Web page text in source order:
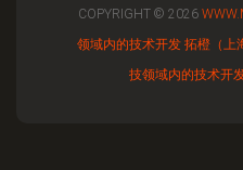
COPYRIGHT © 2026
领域内的技术开发 拓橙（上
技领域内的技术开